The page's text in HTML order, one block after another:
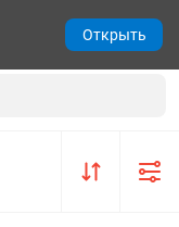
Открыть